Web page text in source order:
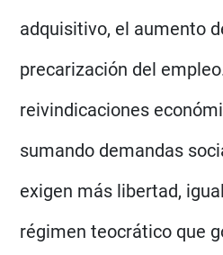
adquisitivo, el aumento
precarización del
reivindicaciones
sumando demandas
exigen más libertad,
régimen teocrático que